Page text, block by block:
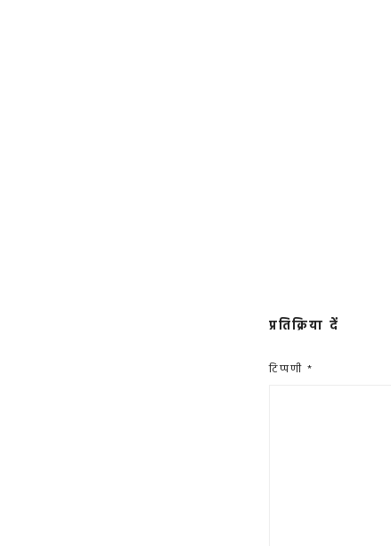
प्रतिक्रिया दें
टिप्पणी *